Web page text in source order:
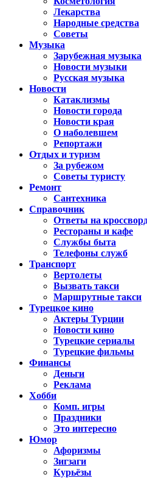
Лекарства
Народные средства
Советы
Музыка
Зарубежная музыка
Новости музыки
Русская музыка
Новости
Катаклизмы
Новости города
Новости края
О наболевшем
Репортажи
Отдых и туризм
За рубежом
Советы туристу
Ремонт
Сантехника
Справочник
Ответы на
Рестораны и кафе
Службы быта
Телефоны служб
Транспорт
Вертолеты
Вызвать такси
Маршрутные такси
Турецкое кино
Актеры Турции
Новости кино
Турецкие сериалы
Турецкие фильмы
Финансы
Деньги
Реклама
Хобби
Комп. игры
Праздники
Это интересно
Юмор
Афоризмы
Зигзаги
Курьёзы